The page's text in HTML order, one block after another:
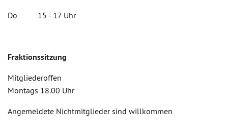
Do 15 - 17 Uhr
Fraktionssitzung
Mitgliederoffen
Montags 18.00 Uhr
Angemeldete Nichtmitglieder sind willkommen